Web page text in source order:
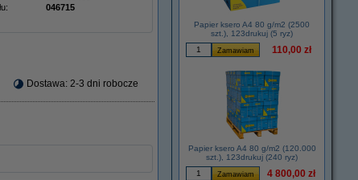
046715
Dostawa: 2-3 dni robocze
Papier ksero A4 80 g/m2 (2500
szt.), 123drukuj (5 ryz)
110,00 zł
Papier ksero A4 80 g/m2 (120.000
szt.), 123drukuj (240 ryz)
4 800,00 zł